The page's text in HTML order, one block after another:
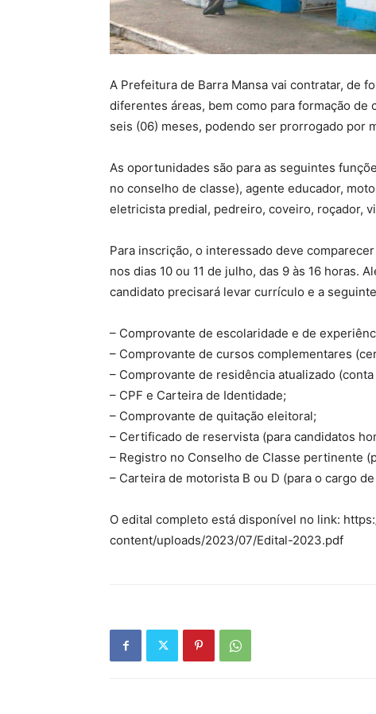
A Prefeitura de Barra Mansa vai contratar, de
diferentes áreas, bem como para formação de
seis (06) meses, podendo ser prorrogado por
As oportunidades são para as seguintes
no conselho de classe), agente educador,
eletricista predial, pedreiro, coveiro, roçador,
Para inscrição, o interessado deve
nos dias 10 ou 11 de julho, das 9 às 16 horas.
candidato precisará levar currículo e a
– Comprovante de escolaridade e de
– Comprovante de cursos complementares
– Comprovante de residência atualizado
– CPF e Carteira de Identidade;
– Comprovante de quitação eleitoral;
– Certificado de reservista (para candidatos
– Registro no Conselho de Classe pertinente
– Carteira de motorista B ou D (para o cargo
O edital completo está disponível no link:
content/uploads/2023/07/Edital-2023.pdf